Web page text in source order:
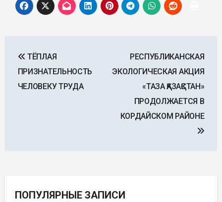
по
записям
ТЁПЛАЯ
ПРИЗНАТЕЛЬНОСТЬ
ЧЕЛОВЕКУ ТРУДА
РЕСПУБЛИКАНСКАЯ
ЭКОЛОГИЧЕСКАЯ АКЦИЯ
«ТАЗА ҚАЗАҚСТАН»
ПРОДОЛЖАЕТСЯ В
КОРДАЙСКОМ РАЙОНЕ
ПОПУЛЯРНЫЕ ЗАПИСИ